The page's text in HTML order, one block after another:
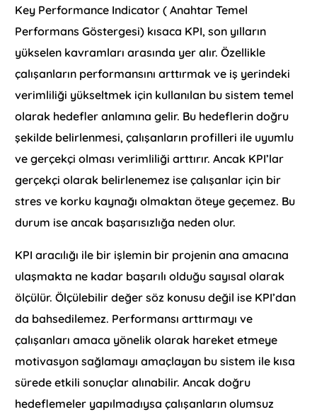
Key Performance Indicator ( Anahtar Temel
Performans Göstergesi) kısaca KPI, son yılların
yükselen kavramları arasında yer alır. Özellikle
çalışanların performansını arttırmak ve iş yerindeki
verimliliği yükseltmek için kullanılan bu sistem temel
olarak hedefler anlamına gelir. Bu hedeflerin doğru
şekilde belirlenmesi, çalışanların profilleri ile uyumlu
ve gerçekçi olması verimliliği arttırır. Ancak KPI’lar
gerçekçi olarak belirlenemez ise çalışanlar için bir
stres ve korku kaynağı olmaktan öteye geçemez. Bu
durum ise ancak başarısızlığa neden olur.
KPI aracılığı ile bir işlemin bir projenin ana amacına
ulaşmakta ne kadar başarılı olduğu sayısal olarak
ölçülür. Ölçülebilir değer söz konusu değil ise KPI’dan
da bahsedilemez. Performansı arttırmayı ve
çalışanları amaca yönelik olarak hareket etmeye
motivasyon sağlamayı amaçlayan bu sistem ile kısa
sürede etkili sonuçlar alınabilir. Ancak doğru
hedeflemeler yapılmadıysa çalışanların olumsuz